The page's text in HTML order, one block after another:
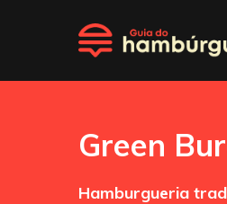
Green
Hamburgueria